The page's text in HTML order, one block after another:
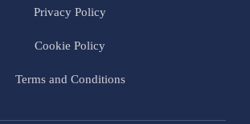
Privacy Policy
Cookie Policy
Terms and Conditions